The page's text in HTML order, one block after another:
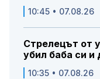
10:45 • 07.08.26
Стрелецът от
убил баба си
10:35 • 07.08.26